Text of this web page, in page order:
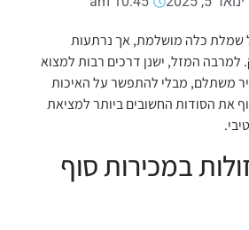
שמלת כלה מושלמת, אך נרתעות
למרבה המזל, ישנן דרכים רבות למצוא
משתלם, מבלי להתפשר על האיכות
את הסודות החשובים ביותר למציאת
במכירות סוף